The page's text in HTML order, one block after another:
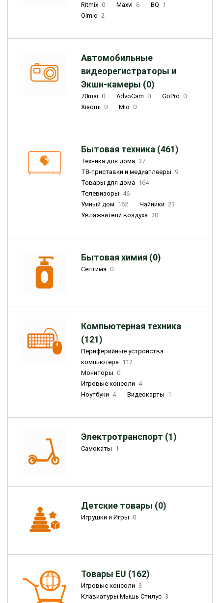
Ritmix 0 Maxvi 6 BQ 1
Olmio 2
Автомобильные
видеорегистраторы и
Экшн-камеры (0)
70mai 0 AdvoCam 0 GoPro 0
Xiaomi 0 Mio 0
Бытовая техника (461)
Техника для дома 37
ТВ-приставки и медиаплееры 9
Товары для дома 164
Телевизоры 46
Умный дом 162 Чайники 23
Увлажнители воздуха 20
Бытовая химия (0)
Септима 0
Компьютерная техника
(121)
Периферийные устройства
компьютера 112
Мониторы 0
Игровые консоли 4
Ноутбуки 4 Видеокарты 1
Электротранспорт (1)
Самокаты 1
Детские товары (0)
Игрушки и Игры 0
Товары EU (162)
Игровые консоли 3
Клавиатуры Мышь Стилус 3